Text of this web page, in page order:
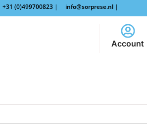
+31 (0)499700823 | info@sorprese.nl |
Account